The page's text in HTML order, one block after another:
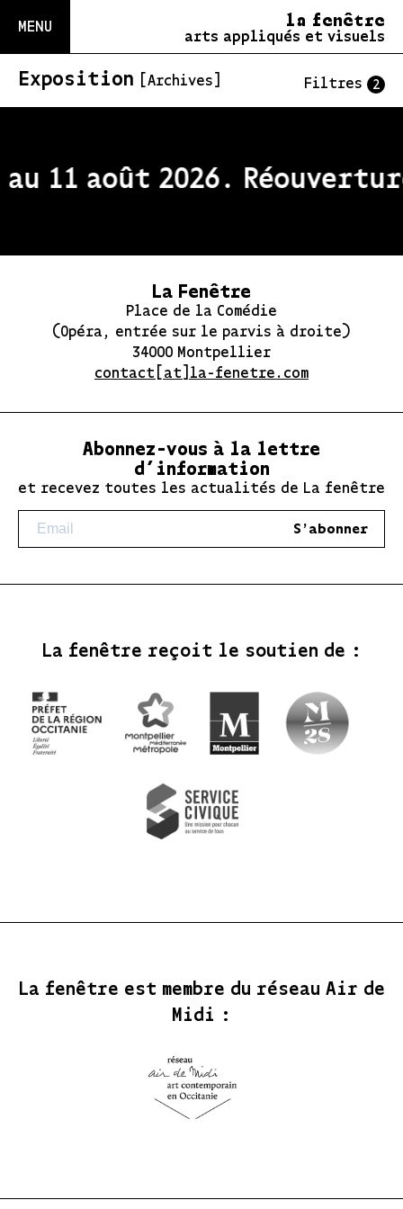
MENU la fenêtre
arts appliqués et visuels
Exposition [Archives] Filtres 2
11 août 2026.
La Fenêtre
Place de la Comédie
(Opéra, entrée sur le parvis à droite)
34000 Montpellier
contact[at]la-fenetre.com
Abonnez-vous à la lettre
d’information
et recevez toutes les actualités de La fenêtre
S'abonner
La fenêtre reçoit le soutien de :
La fenêtre est membre du réseau Air de
Midi :